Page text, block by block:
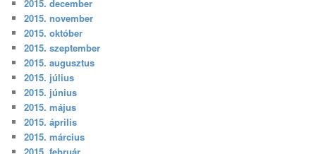
2015. december
2015. november
2015. október
2015. szeptember
2015. augusztus
2015. július
2015. június
2015. május
2015. április
2015. március